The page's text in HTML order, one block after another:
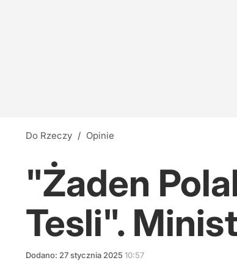
Do Rzeczy / Opinie
"Żaden
Tesli".
Dodano: 27stycznia 2025 10:57